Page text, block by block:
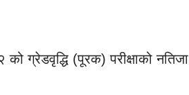
को ग्रेडवृद्धि (पूरक) परीक्षाको नतिजा